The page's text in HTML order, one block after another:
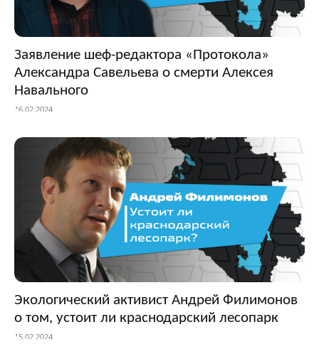
Заявление шеф-редактора «Протокола»
Александра Савельева о смерти Алексея
Навального
16.02.2024
Экологический активист Андрей Филимонов
о том, устоит ли краснодарский лесопарк
15.02.2024